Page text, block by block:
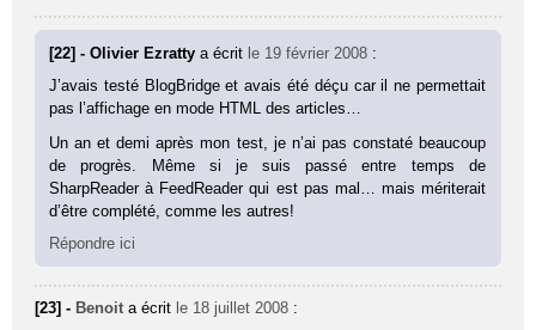
[22] - Olivier Ezrattya écrit le 19 février 2008 :
J’avais testé BlogBridge et avais été déçu car il ne permettait
pas l’affichage en mode HTML des articles…
Un an et demi après mon test, je n’ai pas constaté beaucoup
de progrès. Même si je suis passé entre temps de
SharpReader à FeedReader qui est pas mal… mais mériterait
d’être complété, comme les autres!
Répondre ici
[23] - Benoit a écrit le 18 juillet 2008 :